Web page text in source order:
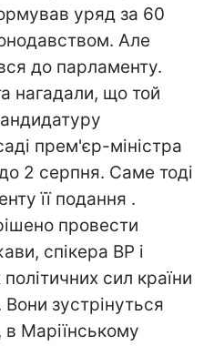
уряд за 60
Але
до парламенту.
нагадали, що той
прем'єр-міністра
2 серпня. Саме тоді
її подання .
провести
спікера ВР і
сил країни
зустрінуться
в Маріїнському